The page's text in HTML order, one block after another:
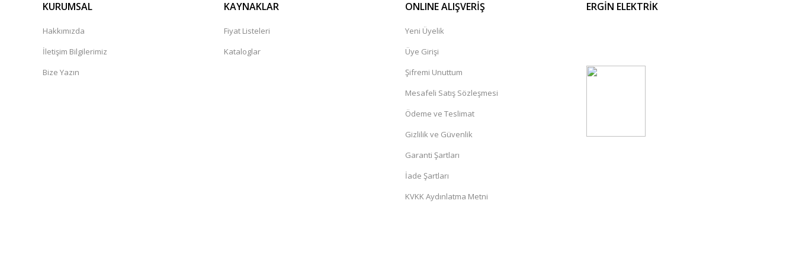
KURUMSAL
Hakkımızda
İletişim Bilgilerimiz
Bize Yazın
KAYNAKLAR
Fiyat Listeleri
Kataloglar
ONLINE ALIŞVERİŞ
Yeni Üyelik
Üye Girişi
Şifremi Unuttum
Mesafeli Satış Sözleşmesi
Ödeme ve Teslimat
Gizlilik ve Güvenlik
Garanti Şartları
İade Şartları
KVKK Aydınlatma Metni
ERGİN ELEKTRİK